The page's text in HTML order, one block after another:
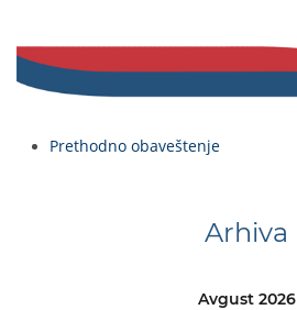
Prethodno obaveštenje
Arhiva
Avgust 2026